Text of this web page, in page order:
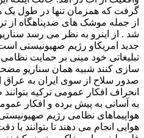
از جمله موشک های ضدپناهگاه از
شد . از اینرو به نظر می رسد
جدید امریکاو رژیم صهیونیستی
تبلیغاتی خود مبنی بر حمایت
سازی کنند شبیه همان سناریو
صدور سلاح از سوی ایران به عراق
انحراف افکار عمومی ترکیه
به آسانی به پیش برده و افکار
هواپیماهای نظامی رژیم صهیونیستی
هوایی انجام می دهند تا بتوانند با